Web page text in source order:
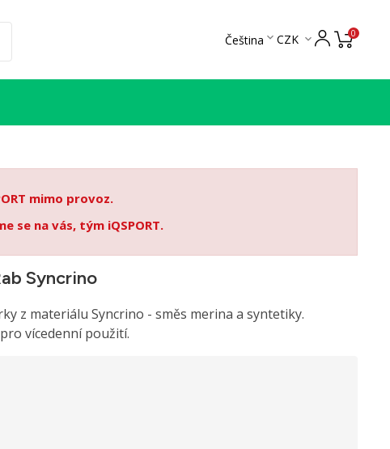
Čeština  CZK  0
mimo provoz.
se na vás, tým iQSPORT.
Syncrino
z materiálu Syncrino - směs merina a syntetiky.
vícedenní použití.